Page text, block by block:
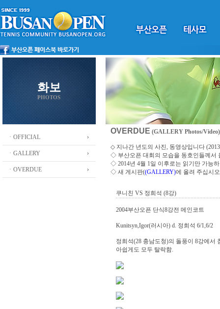
화보
PHOTOS
ㆍOFFICIAL
ㆍGALLERY
ㆍOVERDUE
OVERDUE (GALLERY Photos/Video)
◇ 지나간 년도의 사진, 동영상입니다
◇ 부산오픈 대회의 모습을 동호인들께서
◇ 2014년 4월 1일 이후로는 읽기만 가능
◇ 새 게시판((GALLERY)에 올려 주십시오
쿠니친 VS 정희석 (8강)
2004부산오픈 단식8강전 메인코트
Kunitsyn,Igor(러시아) d. 정희석 6/1,6/2
정희석(28 충남도청)의 돌풍이 8강에서
아쉽게도 모두 탈락함.